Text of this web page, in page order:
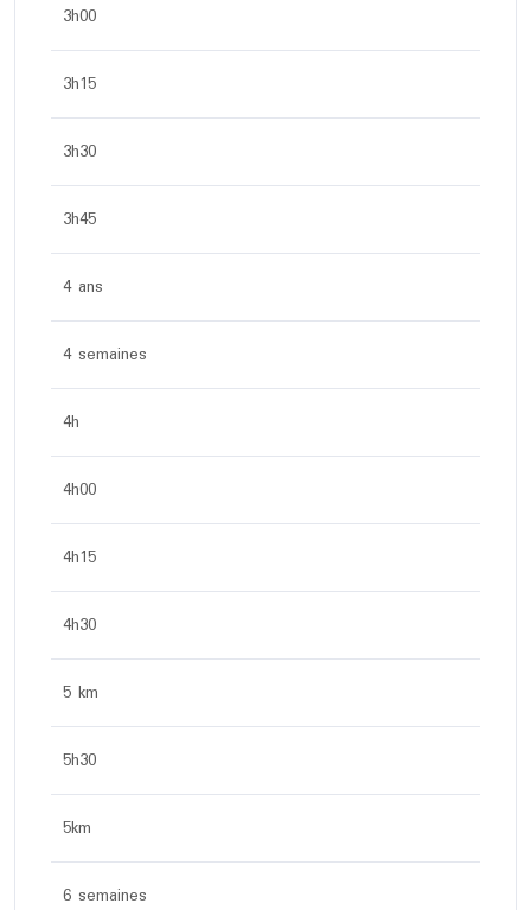
3h00
3h15
3h30
3h45
4 ans
4 semaines
4h
4h00
4h15
4h30
5 km
5h30
5km
6 semaines